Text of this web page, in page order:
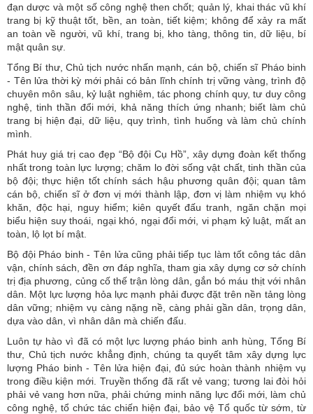
đạn dược và một số công nghệ then chốt; quản lý, khai thác vũ khí
trang bị kỹ thuật tốt, bền, an toàn, tiết kiệm; không để xảy ra mất
an toàn về người, vũ khí, trang bị, kho tàng, thông tin, dữ liệu, bí
mật quân sự.
Tổng Bí thư, Chủ tịch nước nhấn mạnh, cán bộ, chiến sĩ Pháo binh
- Tên lửa thời kỳ mới phải có bản lĩnh chính trị vững vàng, trình độ
chuyên môn sâu, kỷ luật nghiêm, tác phong chính quy, tư duy công
nghệ, tinh thần đổi mới, khả năng thích ứng nhanh; biết làm chủ
trang bị hiện đại, dữ liệu, quy trình, tình huống và làm chủ chính
mình.
Phát huy giá trị cao đẹp “Bộ đội Cụ Hồ”, xây dựng đoàn kết thống
nhất trong toàn lực lượng; chăm lo đời sống vật chất, tinh thần của
bộ đội; thực hiện tốt chính sách hậu phương quân đội; quan tâm
cán bộ, chiến sĩ ở đơn vị mới thành lập, đơn vị làm nhiệm vụ khó
khăn, độc hại, nguy hiểm; kiên quyết đấu tranh, ngăn chặn mọi
biểu hiện suy thoái, ngại khó, ngại đổi mới, vi phạm kỷ luật, mất an
toàn, lộ lọt bí mật.
Bộ đội Pháo binh - Tên lửa cũng phải tiếp tục làm tốt công tác dân
vận, chính sách, đền ơn đáp nghĩa, tham gia xây dựng cơ sở chính
trị địa phương, củng cố thế trận lòng dân, gắn bó máu thịt với nhân
dân. Một lực lượng hỏa lực mạnh phải được đặt trên nền tảng lòng
dân vững; nhiệm vụ càng nặng nề, càng phải gần dân, trọng dân,
dựa vào dân, vì nhân dân mà chiến đấu.
Luôn tự hào vì đã có một lực lượng pháo binh anh hùng, Tổng Bí
thư, Chủ tịch nước khẳng định, chúng ta quyết tâm xây dựng lực
lượng Pháo binh - Tên lửa hiện đại, đủ sức hoàn thành nhiệm vụ
trong điều kiện mới. Truyền thống đã rất vẻ vang; tương lai đòi hỏi
phải vẻ vang hơn nữa, phải chứng minh năng lực đổi mới, làm chủ
công nghệ, tổ chức tác chiến hiện đại, bảo vệ Tổ quốc từ sớm, từ